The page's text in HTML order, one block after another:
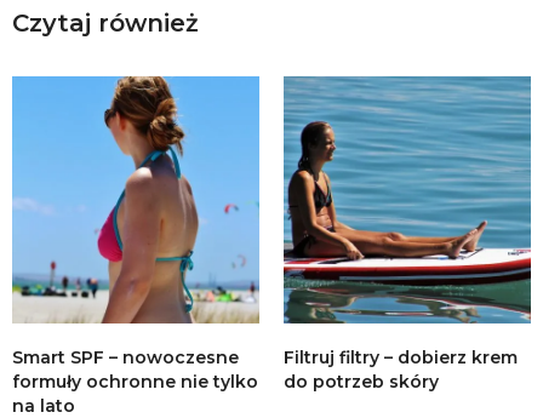
Czytaj również
Smart SPF – nowoczesne
formuły ochronne nie tylko
na lato
Filtruj filtry – dobierz krem
do potrzeb skóry